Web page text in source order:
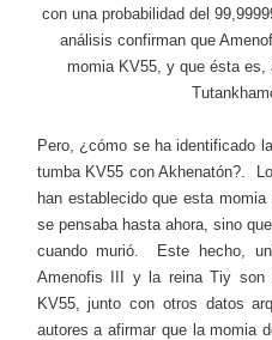
con una probabilidad del
análisis confirman que
momia KV55, y que ésta es,
Pero, ¿cómo se ha identificado
tumba KV55 con Akhenatón?.
han establecido que esta
se pensaba hasta ahora, sino
cuando murió. Este hecho,
Amenofis III y la reina Tiy son
KV55, junto con otros datos
autores a afirmar que la momia